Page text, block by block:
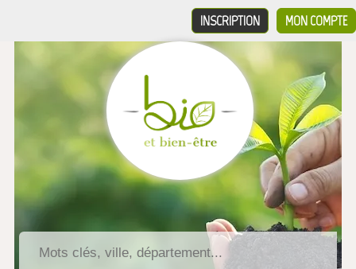
MON COMPTE
INSCRIPTION